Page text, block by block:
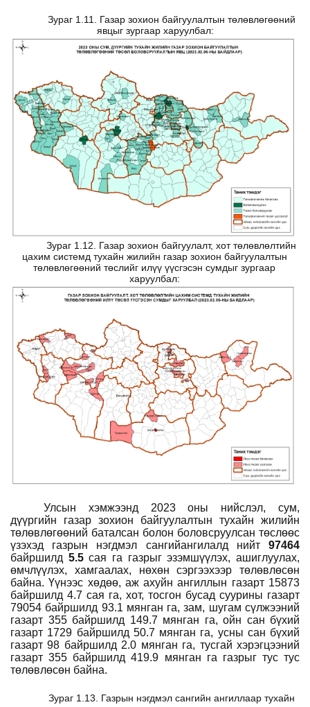
Зураг 1.11. Газар зохион байгуулалтын төлөвлөгөөний
явцыг зургаар харуулбал:
Зураг 1.12. Газар зохион байгуулалт, хот төлөвлөлтийн
цахим системд тухайн жилийн газар зохион байгуулалтын
төлөвлөгөөний төслийг илүү үүсгэсэн сумдыг зургаар
харуулбал:
Улсын хэмжээнд 2023 оны нийслэл, сум,
дүүргийн газар зохион байгуулалтын тухайн жилийн
төлөвлөгөөний баталсан болон боловсруулсан төслөөс
үзэхэд газрын нэгдмэл сангийангилалд нийт 97464
байршилд 5.5сая га газрыг эзэмшүүлэх, ашиглуулах,
өмчлүүлэх, хамгаалах, нөхөн сэргээхээр төлөвлөсөн
байна. Үүнээс хөдөө, аж ахуйн ангиллын газарт 15873
байршилд 4.7 сая га, хот, тосгон бусад суурины газарт
79054 байршилд 93.1 мянган га, зам, шугам сүлжээний
газарт 355 байршилд 149.7 мянган га, ойн сан бүхий
газарт 1729 байршилд 50.7 мянган га, усны сан бүхий
газарт 98 байршилд 2.0 мянган га, тусгай хэрэгцээний
газарт 355 байршилд 419.9 мянган га газрыг тус тус
төлөвлөсөн байна.
Зураг 1.13. Газрын нэгдмэл сангийн ангиллаар тухайн